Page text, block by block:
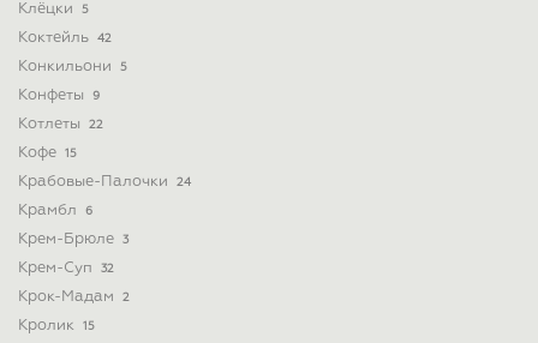
Клёцки 5
Коктейль 42
Конкильони 5
Конфеты 9
Котлеты 22
Кофе 15
Крабовые-Палочки 24
Крамбл 6
Крем-Брюле 3
Крем-Суп 32
Крок-Мадам 2
Кролик 15